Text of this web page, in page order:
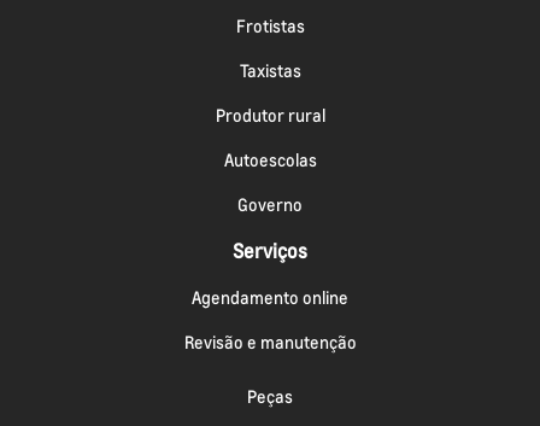
Frotistas
Taxistas
Produtor rural
Autoescolas
Governo
Serviços
Agendamento online
Revisão e manutenção
Peças